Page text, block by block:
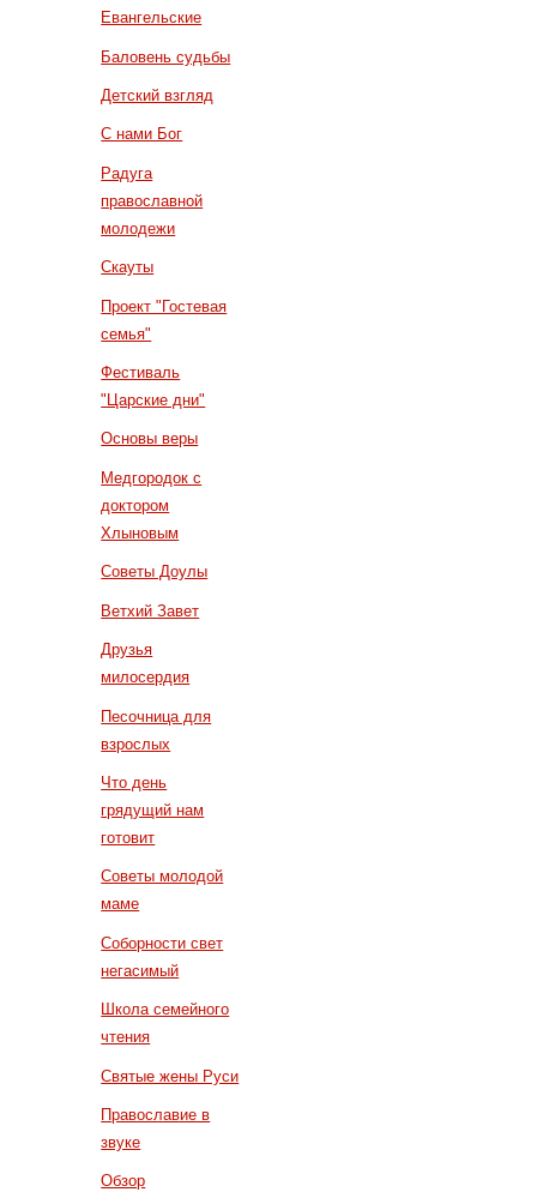
Евангельские
Баловень судьбы
Детский взгляд
С нами Бог
Радуга
православной
молодежи
Скауты
Проект "Гостевая
семья"
Фестиваль
"Царские дни"
Основы веры
Медгородок с
доктором
Хлыновым
Советы Доулы
Ветхий Завет
Друзья
милосердия
Песочница для
взрослых
Что день
грядущий нам
готовит
Советы молодой
маме
Соборности свет
негасимый
Школа семейного
чтения
Святые жены Руси
Православие в
звуке
Обзор